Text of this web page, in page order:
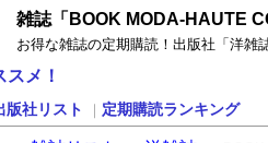
雑誌「BOOK MODA-HAUTE
お得な雑誌の定期購読！出版社「洋雑
メ！
版社リスト 定期購読ランキング